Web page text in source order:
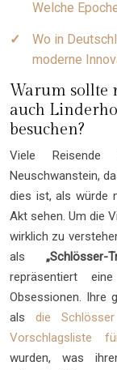
Welche
Wo in
moderne
Warum sollte
auch
besuchen?
Viele Reisende
Neuschwanstein,
dies ist, als würde
Akt sehen. Um die
wirklich zu
als „Schlösser-
repräsentiert
Obsessionen. Ihre
alsdie
Vorschlagsliste
wurden, was